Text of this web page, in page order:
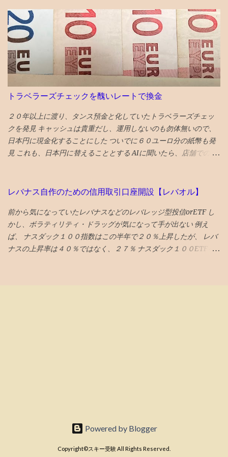
見した 年をとってくると移植に使えなくなり、噛み合わせに役立
っていない親知らずの利用価値も低下してくるので、将来的には
さらに削るとか、抜歯に至るのもやむを得ないと考えれば、 段差
をなくすために、歯を削るのもそんなに侵襲性が高い措置でもな
くなってくる ので、１ミリぐらい親知らずを削ってもらい、手前
の奥歯との段差をなくした ２食ほど食べてみたが、挟まらなくな
った 成功♪ なお、段差無くす作戦がダメだったら、 次策は周囲を
削って被せ物をして隙間を無くすという処置、 それでもダメにな
ったら抜歯処置 という選択肢があるとのこと
トラベラーズチェックを醜いレートで換金
２０年以上に渡り、タンス預金と化していたトラベラーズチェッ
クを発見 キャッシュは貴重だし、運用しないのも勿体無いので、
日本円に現金化することにした ついでに６０ユーロ分の紙幣も発
見 これも、日本円に替えることとする AIに聞いたら、店舗でのト
導され、 主要駅に店舗があり、TCの買取をしてそうであったの
円なのに、郵送両替え１７０円と表示されている 両替コスト
8.1％‼︎ 店頭だとさらに醜い 163.22円 ちなみに、現金店頭両替は
171.81円 免許証を出して、盗難届が出てないかチェックして、所用
５分 TC両替コストは12.1％‼️ 大昔の記憶によると、アメックスの
レバナス自作のための信用取引口座開設【レバオル】
前から気になっていたレバナスなどのレバレッジ型投信orETF し
かし、ボラティリティ・ドラッグが気になって手が出ない 例え
ば、 ナスダック１００指数はこの半年で２０％上昇したが、 レバ
ナスの上昇率は４０％ではなく、２７％ ナスダック１００ETFを
に、特定口座株の全額が保証金余力に自動的に反映 ＜取引コスト
Powered by Blogger
Copyright©スキー受験 All Rights Reserved.